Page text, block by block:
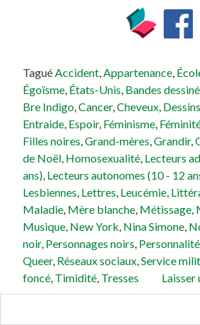
TaguéAccident,Appartenance,
Égoïsme, États-Unis, Bandes
Bre Indigo,Cancer,Cheveux, Dessins
Entraide, Espoir, Féminisme,
Filles noires,Grand-mères,Grandir,
de Noël, Homosexualité, Lecteurs
ans), Lecteurs autonomes (10 - 12
Lesbiennes, Lettres, Leucémie,
Maladie, Mère blanche, Métissage,
Musique, New York, Nina Simone,
noir, Personnages noirs, Personnalité
Queer, Réseaux sociaux,Service
foncé, Timidité, Tresses Laisser